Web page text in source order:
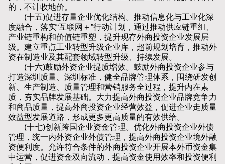
的，不计收地价。
(十五)促进存量企业优化结构。推动信息化与工业化深
度融合，落实“互联网＋”行动计划，通过推动供应链重组、
产业链重构和价值链重塑，提升现存外商投资企业发展层
级。建立重点工业转型升级企业库，超前规划培育，推动外
资在制造业及其配套领域转型升级、持续发展。
(十六)鼓励外资企业提质增效。鼓励外商投资企业参与
打造深圳质量、深圳标准，健全品牌管理体系，围绕研发创
新、生产制造、质量管理和营销服务全过程，提升内在素
质，夯实品牌发展基础。大力提高外商投资企业品牌竞争力
和商品质量，提高外商投资企业经营效益，促进企业走质量
效益型发展道路，形成更多更高质量的有效供给。
(十七)创新跨国企业资金管理。优化外商投资企业外债
管理，统一内外资企业外债管理，提高外商投资企业境外融
资便利度。允许符合条件的外商投资企业开展本外币资金集
中运营，促进资金双向流动，提高资金使用效率和投资便利